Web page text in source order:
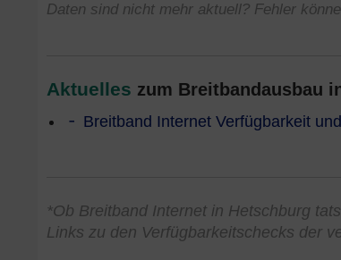
Daten sind nicht mehr aktuell? Fehler
Aktuelles zum Breitbandausbau
Breitband Internet Verfügbarkeit
*Ob Breitband Internet in Hetschburg
Links zu den Verfügbarkeitschecks der